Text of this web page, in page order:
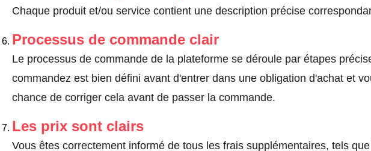
Chaque produit et/ou service contient une description précise
Processus de commande clair
Le processus de commande de la plateforme se déroule par étapes
commandez est bien défini avant d'entrer dans une obligation d'achat et
chance de corriger cela avant de passer la commande.
Les prix sont clairs
Vous êtes correctement informé de tous les frais supplémentaires, tels